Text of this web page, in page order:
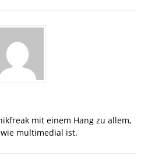
mit einem Hang zu allem,
multimedial ist.